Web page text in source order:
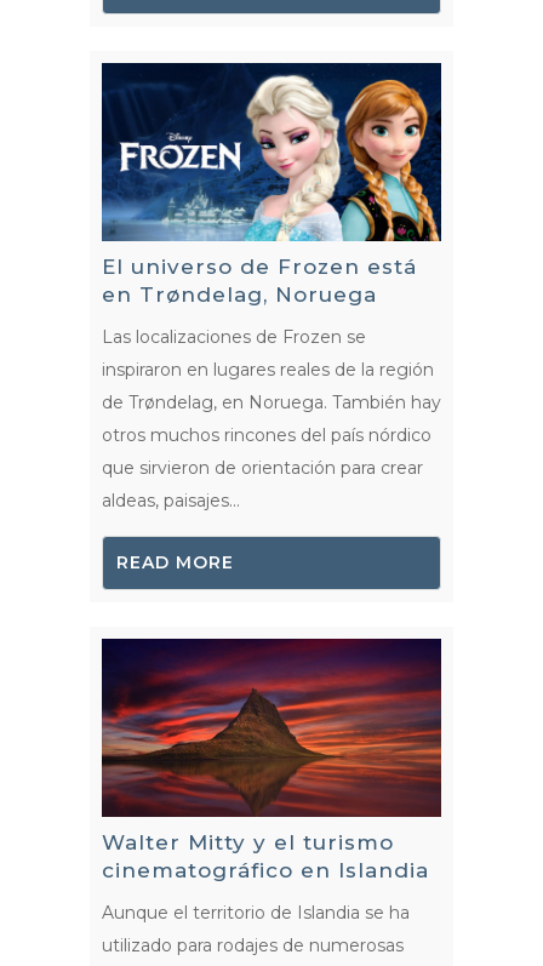
El universo de Frozen está
en Trøndelag, Noruega
Las localizaciones de Frozen se
inspiraron en lugares reales de la región
de Trøndelag, en Noruega. También hay
otros muchos rincones del país nórdico
que sirvieron de orientación para crear
aldeas, paisajes...
READ MORE
Walter Mitty y el turismo
cinematográfico en Islandia
Aunque el territorio de Islandia se ha
utilizado para rodajes de numerosas